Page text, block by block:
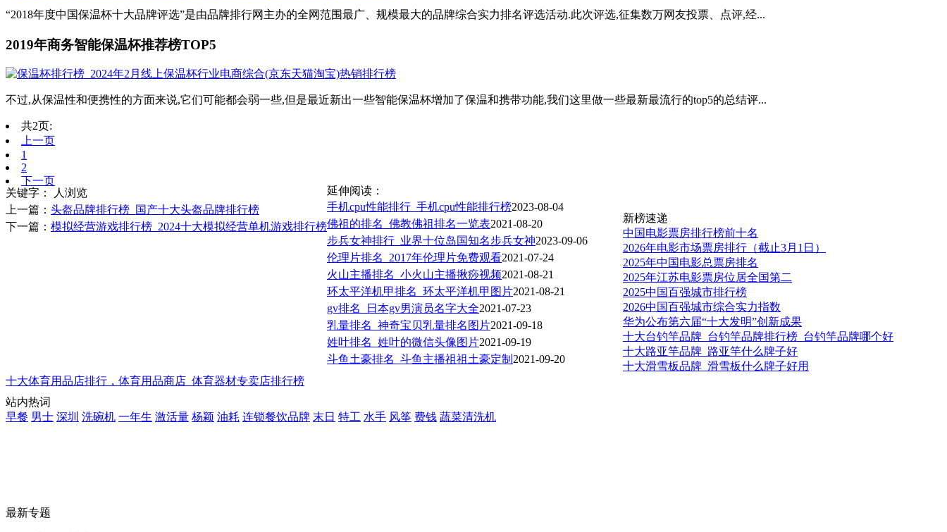
“2018年度中国保温杯十大品牌评选”是由品牌排行网主办的全网范围最广、规模最大的品牌综合实力排名评选活动.此次评选,征集数万网友投票、点评,经...
2019年商务智能保温杯推荐榜TOP5
不过,从保温性和便携性的方面来说,它们可能都会弱一些,但是最近新出一些智能保温杯增加了保温和携带功能,我们这里做一些最新最流行的top5的总结评...
共2页:
上一页
1
2
下一页
关键字：
人浏览
上一篇： 头盔品牌排行榜_国产十大头盔品牌排行榜
下一篇： 模拟经营游戏排行榜_2024十大模拟经营单机游戏排行榜
延伸阅读：
手机cpu性能排行_手机cpu性能排行榜2023-08-04
佛祖的排名_佛教佛祖排名一览表2021-08-20
步兵女神排行_业界十位岛国知名步兵女神2023-09-06
伦理片排名_2017年伦理片免费观看2021-07-24
火山主播排名_小火山主播揪痧视频2021-08-21
环太平洋机甲排名_环太平洋机甲图片2021-08-21
gv排名_日本gv男演员名字大全2021-07-23
乳量排名_神奇宝贝乳量排名图片2021-09-18
姓叶排名_姓叶的微信头像图片2021-09-19
斗鱼土豪排名_斗鱼主播祖祖土豪定制 2021-09-20
新榜速递
中国电影票房排行榜前十名
2026年电影市场票房排行（截止3月1日）
2025年中国电影总票房排名
2025年江苏电影票房位居全国第二
2025中国百强城市排行榜
2026中国百强城市综合实力指数
华为公布第六届“十大发明”创新成果
十大台钓竿品牌_台钓竿品牌排行榜_台钓竿品牌哪个好
十大路亚竿品牌_路亚竿什么牌子好
十大滑雪板品牌_滑雪板什么牌子好用
十大体育用品店排行，体育用品商店_体育器材专卖店排行榜
站内热词
早餐 男士 深圳 洗碗机 一年生 激活量 杨颖 油耗 连锁餐饮品牌 末日 特工 水手 风筝 费钱 蔬菜清洗机
最新专题